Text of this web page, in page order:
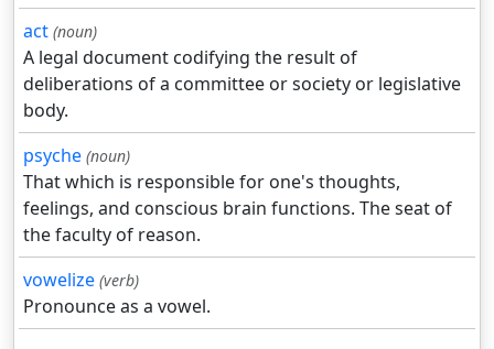
act (noun)
A legal document codifying the result of
deliberations of a committee or society or legislative
body.
psyche (noun)
That which is responsible for one's thoughts,
feelings, and conscious brain functions. The seat of
the faculty of reason.
vowelize (verb)
Pronounce as a vowel.